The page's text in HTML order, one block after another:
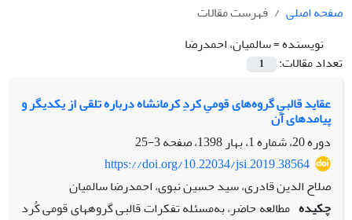
صفحه اصلی
فهرست مقالات
نویسنده =سالمیان، احمدرضا
تعداد مقالات:
1
عقاید قالبیِ گروه‌های قومیِ کردِ کرمانشاه درباره تلقی از یکدیگر و
پیامدهای آن
دوره 20، شماره 1، بهار 1398، صفحه
3-25
https://doi.org/10.22034/jsi.2019.38564
صلاح الدین قادری، سید حسین نبوی، احمدرضا سالمیان
چکیده مطالعه حاضر، به‌مسئله تفکرات قالبی گروه­های قومی کُرد